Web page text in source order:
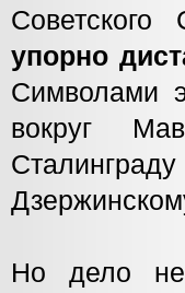
упорно
Символами
вокруг
Но дело не